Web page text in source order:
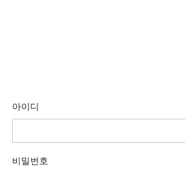
아이디
비밀번호